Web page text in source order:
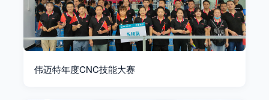
伟迈特年度CNC技能大赛